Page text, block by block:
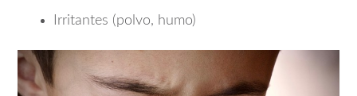
Irritantes (polvo, humo)